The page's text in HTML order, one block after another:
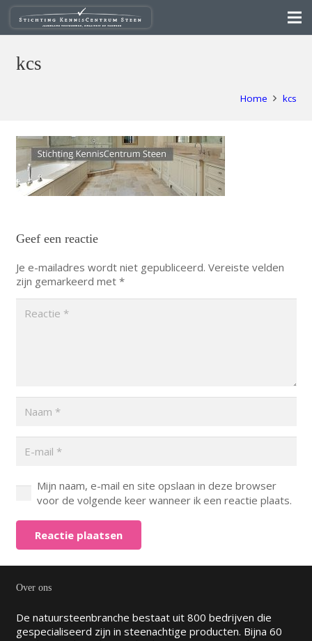
kcs
Home kcs
Geef een reactie
Je e-mailadres wordt niet gepubliceerd. Vereiste velden
zijn gemarkeerd met *
Mijn naam, e-mail en site opslaan in deze browser
voor de volgende keer wanneer ik een reactie plaats.
Reactie plaatsen
Over ons
De natuursteenbranche bestaat uit 800 bedrijven die
gespecialiseerd zijn in steenachtige producten. Bijna 60